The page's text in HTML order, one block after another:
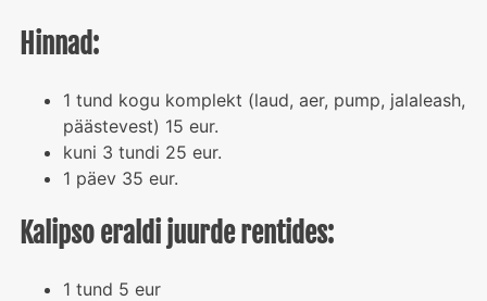
Hinnad:
1 tund kogu komplekt (laud, aer, pump, jalaleash,
päästevest) 15 eur.
kuni 3 tundi 25 eur.
1 päev 35 eur.
Kalipso eraldi juurde rentides:
1 tund 5 eur